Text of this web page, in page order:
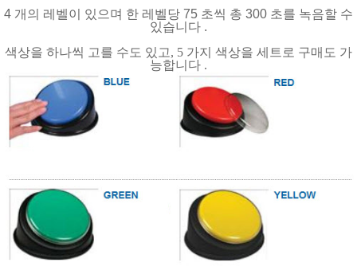
4 개의 레벨이 있으며 한 레벨당 75 초씩 총 300 초를 녹음할 수
있습니다 .
색상을 하나씩 고를 수도 있고, 5 가지 색상을 세트로 구매도 가
능합니다 .